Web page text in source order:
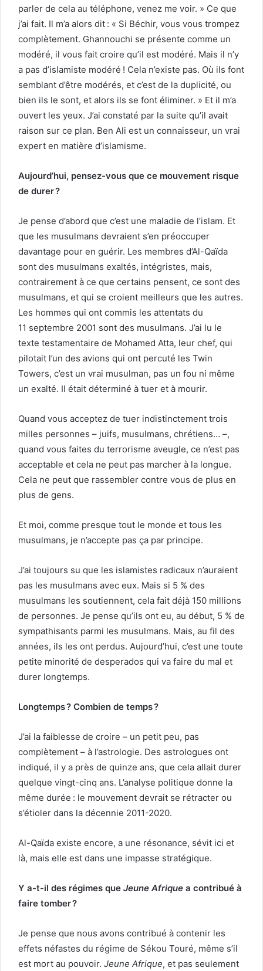
parler de cela au téléphone, venez me voir. » Ce que
j’ai fait. Il m’a alors dit : « Si Béchir, vous vous trompez
complètement. Ghannouchi se présente comme un
modéré, il vous fait croire qu’il est modéré. Mais il n’y
a pas d’islamiste modéré ! Cela n’existe pas. Où ils font
semblant d’être modérés, et c’est de la duplicité, ou
bien ils le sont, et alors ils se font éliminer. » Et il m’a
ouvert les yeux. J’ai constaté par la suite qu’il avait
raison sur ce plan. Ben Ali est un connaisseur, un vrai
expert en matière d’islamisme.
Aujourd’hui, pensez-vous que ce mouvement risque
de durer ?
Je pense d’abord que c’est une maladie de l’islam. Et
que les musulmans devraient s’en préoccuper
davantage pour en guérir. Les membres d’Al-Qaïda
sont des musulmans exaltés, intégristes, mais,
contrairement à ce que certains pensent, ce sont des
musulmans, et qui se croient meilleurs que les autres.
Les hommes qui ont commis les attentats du
11 septembre 2001 sont des musulmans. J’ai lu le
texte testamentaire de Mohamed Atta, leur chef, qui
pilotait l’un des avions qui ont percuté les Twin
Towers, c’est un vrai musulman, pas un fou ni même
un exalté. Il était déterminé à tuer et à mourir.
Quand vous acceptez de tuer indistinctement trois
milles personnes – juifs, musulmans, chrétiens… –,
quand vous faites du terrorisme aveugle, ce n’est pas
acceptable et cela ne peut pas marcher à la longue.
Cela ne peut que rassembler contre vous de plus en
plus de gens.
Et moi, comme presque tout le monde et tous les
musulmans, je n’accepte pas ça par principe.
J’ai toujours su que les islamistes radicaux n’auraient
pas les musulmans avec eux. Mais si 5 % des
musulmans les soutiennent, cela fait déjà 150 millions
de personnes. Je pense qu’ils ont eu, au début, 5 % de
sympathisants parmi les musulmans. Mais, au fil des
années, ils les ont perdus. Aujourd’hui, c’est une toute
petite minorité de desperados qui va faire du mal et
durer longtemps.
Longtemps ? Combien de temps ?
J’ai la faiblesse de croire – un petit peu, pas
complètement – à l’astrologie. Des astrologues ont
indiqué, il y a près de quinze ans, que cela allait durer
quelque vingt-cinq ans. L’analyse politique donne la
même durée : le mouvement devrait se rétracter ou
s’étioler dans la décennie 2011-2020.
Al-Qaïda existe encore, a une résonance, sévit ici et
là, mais elle est dans une impasse stratégique.
Y a-t-il des régimes que Jeune Afrique a contribué à
faire tomber ?
Je pense que nous avons contribué à contenir les
effets néfastes du régime de Sékou Touré, même s’il
est mort au pouvoir. Jeune Afrique, et pas seulement